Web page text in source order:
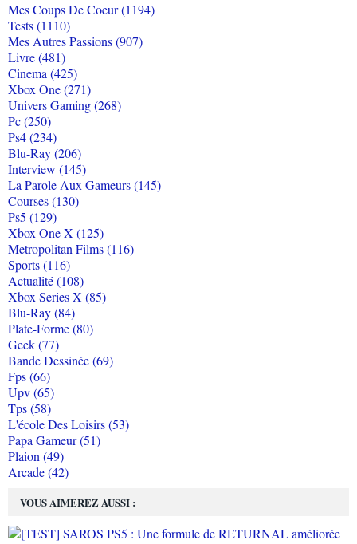
VOUS AIMEREZ AUSSI :
Mes Coups De Coeur (1194)
Tests (1110)
Mes Autres Passions (907)
Livre (481)
Cinema (425)
Xbox One (271)
Univers Gaming (268)
Pc (250)
Ps4 (234)
Blu-Ray (206)
Interview (145)
La Parole Aux Gameurs (145)
Courses (130)
Ps5 (129)
Xbox One X (125)
Metropolitan Films (116)
Sports (116)
Actualité (108)
Xbox Series X (85)
Blu-Ray (84)
Plate-Forme (80)
Geek (77)
Bande Dessinée (69)
Fps (66)
Upv (65)
Tps (58)
L'école Des Loisirs (53)
Papa Gameur (51)
Plaion (49)
Arcade (42)